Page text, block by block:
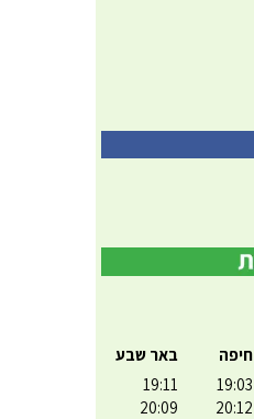
חיפה
19:03
20:12
באר שבע
19:11
20:09